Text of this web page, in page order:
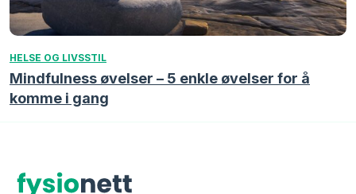
HELSE OG LIVSSTIL
Mindfulness øvelser – 5 enkle øvelser for å
komme i gang